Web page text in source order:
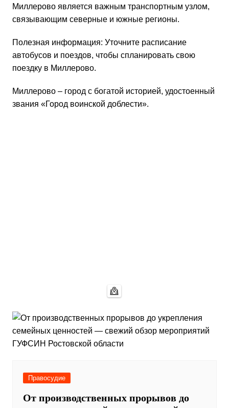
Миллерово является важным транспортным узлом,
связывающим северные и южные регионы.
Полезная информация: Уточните расписание
автобусов и поездов, чтобы спланировать свою
поездку в Миллерово.
Миллерово – город с богатой историей, удостоенный
звания «Город воинской доблести».
Правосудие
От производственных прорывов до